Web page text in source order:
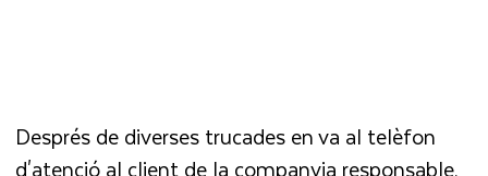
Després de diverses trucades en va al telèfon
d'atenció al client de la companyia responsable,